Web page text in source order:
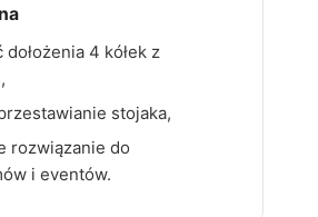
4 kółek z
stojaka,
rozwiązanie do
i eventów.